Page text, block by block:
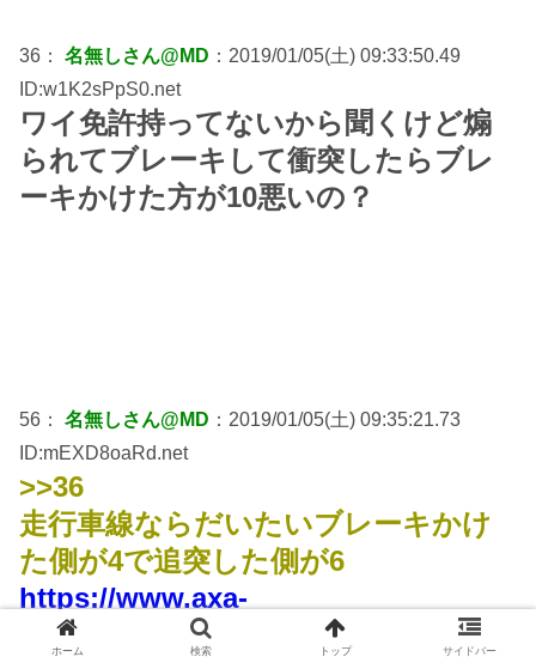
36： 名無しさん@MD ：2019/01/05(土) 09:33:50.49
ID:w1K2sPpS0.net
ワイ免許持ってないから聞くけど煽
られてブレーキして衝突したらブレ
ーキかけた方が10悪いの？
56： 名無しさん@MD ：2019/01/05(土) 09:35:21.73
ID:mEXD8oaRd.net
>>36
走行車線ならだいたいブレーキかけ
た側が4で追突した側が6
https://www.axa-
direct.co.jp/s/auto/services/responsi
ホーム 検索 トップ サイドバー